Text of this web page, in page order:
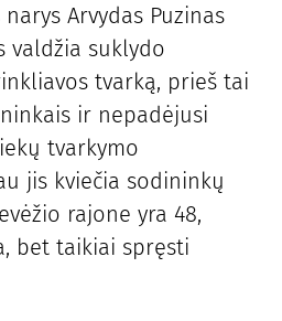
Arvydas Puzinas
valdžia suklydo
tvarką, prieš tai
ir nepadėjusi
tvarkymo
jis kviečia sodininkų
rajone yra 48,
bet taikiai spręsti